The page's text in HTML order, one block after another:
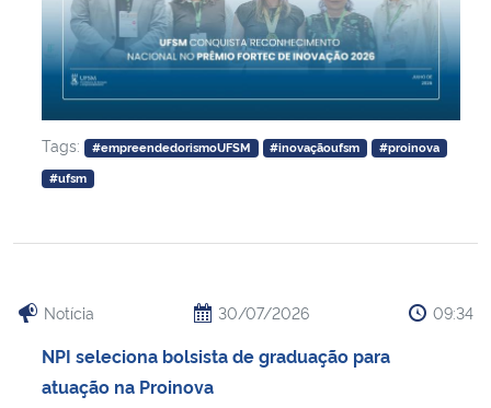
Banco Central do Brasil
Tags: #empreendedorismoUFSM #inovaçãoufsm
#proinova
#ufsm
Notícia 30/07/2026 09:34
NPI seleciona bolsista de graduação para
atuação na Proinova